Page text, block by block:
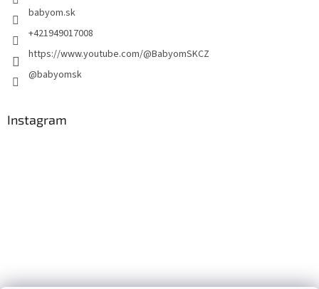
babyom.sk
+421949017008
https://www.youtube.com/@BabyomSKCZ
@babyomsk
Instagram